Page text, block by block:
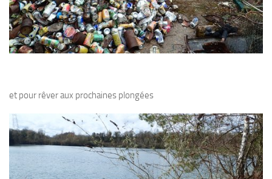
et pour rêver aux prochaines plongées